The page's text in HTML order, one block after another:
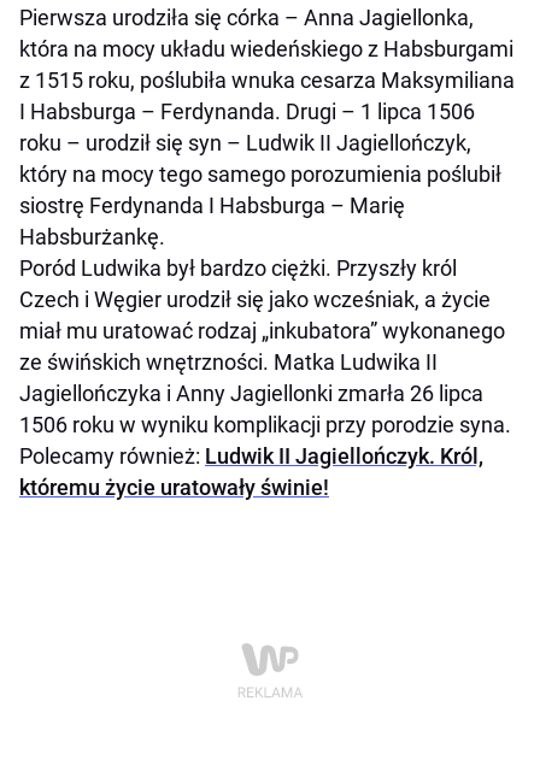
Pierwsza urodziła się córka – Anna Jagiellonka,
która na mocy układu wiedeńskiego z Habsburgami
z 1515 roku, poślubiła wnuka cesarza Maksymiliana
I Habsburga – Ferdynanda. Drugi – 1 lipca 1506
roku – urodził się syn – Ludwik II Jagiellończyk,
który na mocy tego samego porozumienia poślubił
siostrę Ferdynanda I Habsburga – Marię
Habsburżankę.
Poród Ludwika był bardzo ciężki. Przyszły król
Czech i Węgier urodził się jako wcześniak, a życie
miał mu uratować rodzaj „inkubatora” wykonanego
ze świńskich wnętrzności. Matka Ludwika II
Jagiellończyka i Anny Jagiellonki zmarła 26 lipca
1506 roku w wyniku komplikacji przy porodzie syna.
Polecamy również: Ludwik II Jagiellończyk. Król,
któremu życie uratowały świnie!